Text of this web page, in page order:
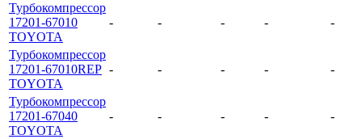
Турбокомпрессор
17201-67010
TOYOTA
- - - - -
Турбокомпрессор
17201-67010REP
TOYOTA
- - - - -
Турбокомпрессор
17201-67040
TOYOTA
- - - - -